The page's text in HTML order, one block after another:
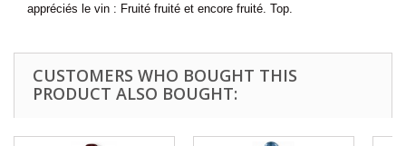
appréciés le vin : Fruité fruité et encore fruité. Top.
CUSTOMERS WHO BOUGHT THIS
PRODUCT ALSO BOUGHT: